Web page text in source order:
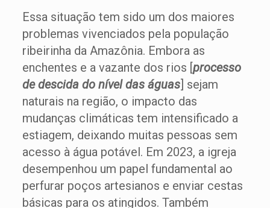
Essa situação tem sido um dos maiores
problemas vivenciados pela população
ribeirinha da Amazônia. Embora as
enchentes e a vazante dos rios [processo
de descida do nível das águas] sejam
naturais na região, o impacto das
mudanças climáticas tem intensificado a
estiagem, deixando muitas pessoas sem
acesso à água potável. Em 2023, a igreja
desempenhou um papel fundamental ao
perfurar poços artesianos e enviar cestas
básicas para os atingidos. Também